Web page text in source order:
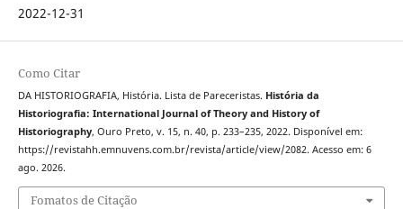
2022-12-31
Como Citar
DA HISTORIOGRAFIA, História. Lista de Pareceristas. História da
Historiografia: International Journal of Theory and History of
Historiography, Ouro Preto, v. 15, n. 40, p. 233–235, 2022. Disponível em:
https://revistahh.emnuvens.com.br/revista/article/view/2082. Acesso em: 6
ago. 2026.
Fomatos de Citação